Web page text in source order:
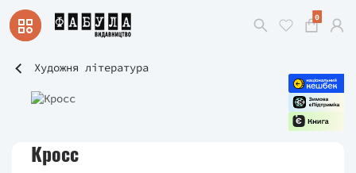
0
Художня література
Кросс